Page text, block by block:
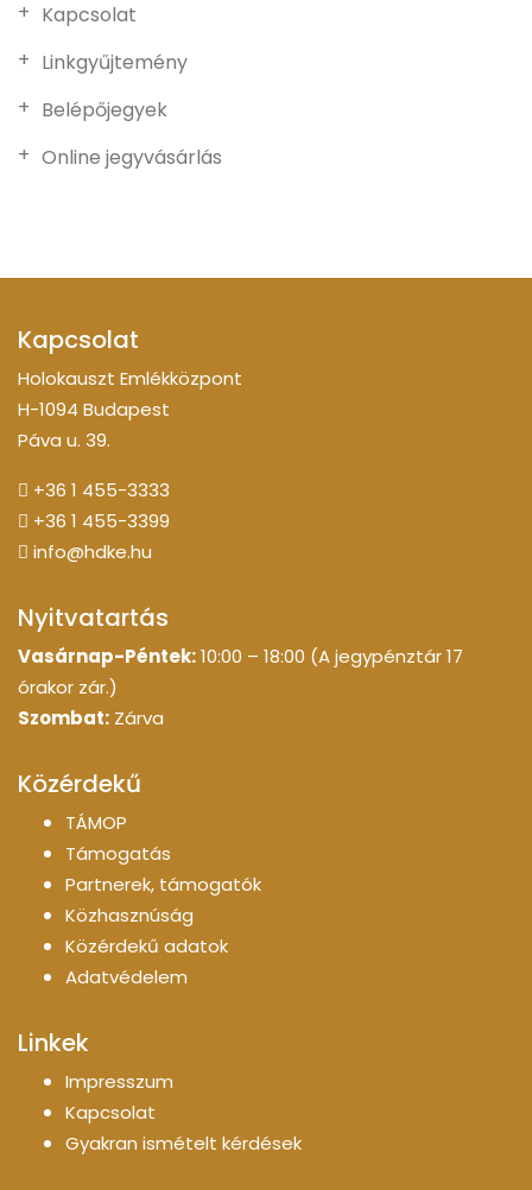
Kapcsolat
Linkgyűjtemény
Belépőjegyek
Online jegyvásárlás
Kapcsolat
Holokauszt Emlékközpont
H-1094 Budapest
Páva u. 39.
+36 1 455-3333
+36 1 455-3399
info@hdke.hu
Nyitvatartás
Vasárnap-Péntek:10:00 – 18:00 (A jegypénztár 17
órakor zár.)
Szombat: Zárva
Közérdekű
TÁMOP
Támogatás
Partnerek, támogatók
Közhasznúság
Közérdekű adatok
Adatvédelem
Linkek
Impresszum
Kapcsolat
Gyakran ismételt kérdések